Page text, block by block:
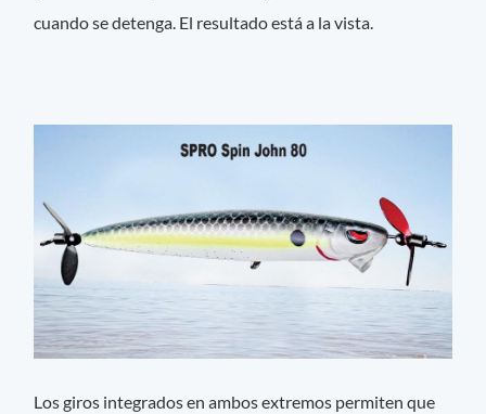
cuando se detenga. El resultado está a la vista.
Los giros integrados en ambos extremos permiten que